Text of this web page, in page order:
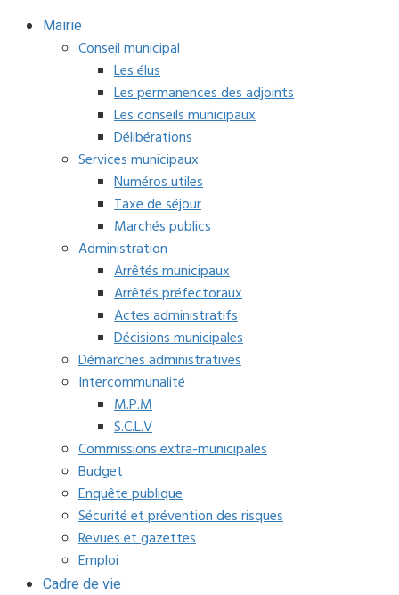
Mairie
Conseil municipal
Les élus
Les permanences des adjoints
Les conseils municipaux
Délibérations
Services municipaux
Numéros utiles
Taxe de séjour
Marchés publics
Administration
Arrêtés municipaux
Arrêtés préfectoraux
Actes administratifs
Décisions municipales
Démarches administratives
Intercommunalité
M.P.M
S.C.L.V
Commissions extra-municipales
Budget
Enquête publique
Sécurité et prévention des risques
Revues et gazettes
Emploi
Cadre de vie